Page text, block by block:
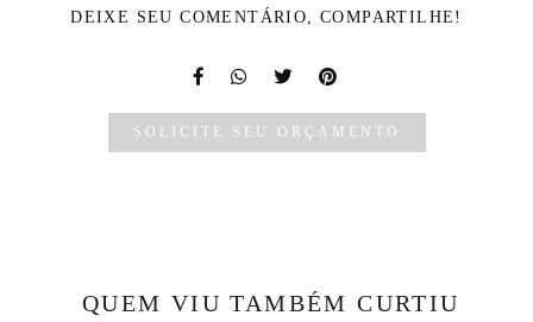
DEIXE SEU COMENTÁRIO, COMPARTILHE!
SOLICITE SEU ORÇAMENTO
QUEM VIU TAMBÉM CURTIU